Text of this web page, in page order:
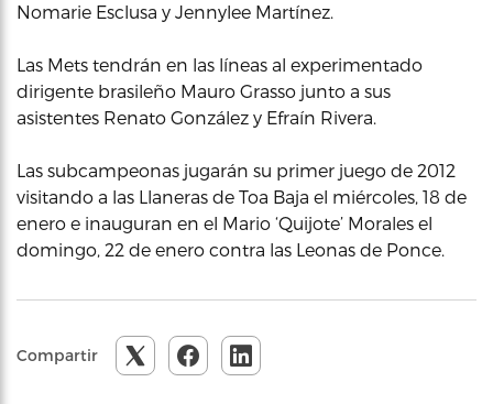
Nomarie Esclusa y Jennylee Martínez.
Las Mets tendrán en las líneas al experimentado
dirigente brasileño Mauro Grasso junto a sus
asistentes Renato González y Efraín Rivera.
Las subcampeonas jugarán su primer juego de 2012
visitando a las Llaneras de Toa Baja el miércoles, 18 de
enero e inauguran en el Mario ‘Quijote’ Morales el
domingo, 22 de enero contra las Leonas de Ponce.
Compartir